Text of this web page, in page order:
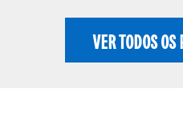
VER TODOS